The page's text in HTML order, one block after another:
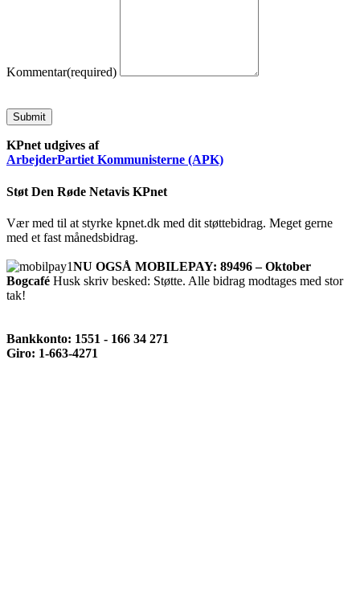
Kommentar(required)
Submit
KPnet udgives af
ArbejderPartiet Kommunisterne (APK)
Støt Den Røde Netavis KPnet
Vær med til at styrke kpnet.dk med dit støttebidrag. Meget gerne
med et fast månedsbidrag.
NU OGSÅ MOBILEPAY: 89496 – Oktober
Bogcafé Husk skriv besked: Støtte. Alle bidrag modtages med stor
tak!
Bankkonto: 1551 - 166 34 271
Giro: 1-663-4271